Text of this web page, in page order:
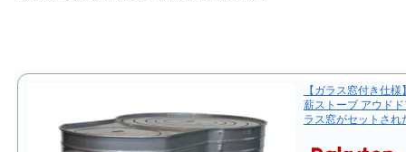
【ガラス窓付き仕
薪ストーブ アウド
ラス窓がセットされ